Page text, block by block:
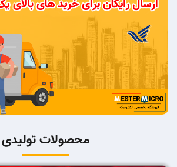
محصولات تولیدی